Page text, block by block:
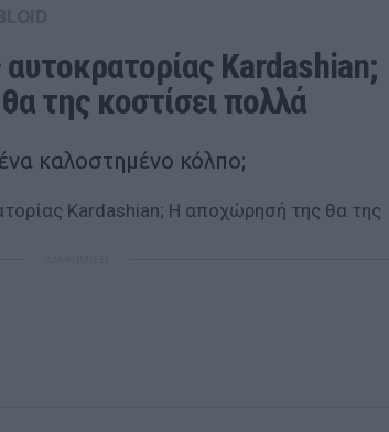
Kardashian;
της κοστίσει πολλά
καλοστημένο κόλπο;